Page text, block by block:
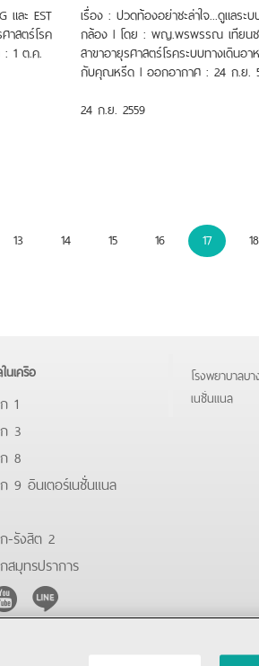
และ EST
าสตร์โรค
1 ต.ค.
เรื่อง : ปวดท้องอย่าชะล่าใจ...ดูแลระ
กล้อง l โดย : พญ.พรพรรณ เทียนช
สาขาอายุรศาสตร์โรคระบบทางเดิน
กับคุณหรีด l ออกอากาศ : 24 ก.ย.
24 ก.ย. 2559
13 14 15 16 17 18
นเครือ
1
3
8
9 อินเตอร์เนชั่นแนล
-รังสิต 2
สมุทรปราการ
Line
โรงพยาบาล
เนชั่นแนล